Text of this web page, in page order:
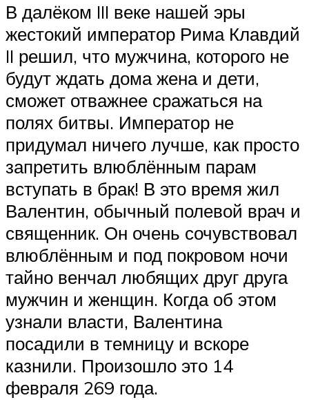
В далёком III веке нашей эры
жестокий император Рима Клавдий
II решил, что мужчина, которого не
будут ждать дома жена и дети,
сможет отважнее сражаться на
полях битвы. Император не
придумал ничего лучше, как просто
запретить влюблённым парам
вступать в брак! В это время жил
Валентин, обычный полевой врач и
священник. Он очень сочувствовал
влюблённым и под покровом ночи
тайно венчал любящих друг друга
мужчин и женщин. Когда об этом
узнали власти, Валентина
посадили в темницу и вскоре
казнили. Произошло это 14
февраля 269 года.